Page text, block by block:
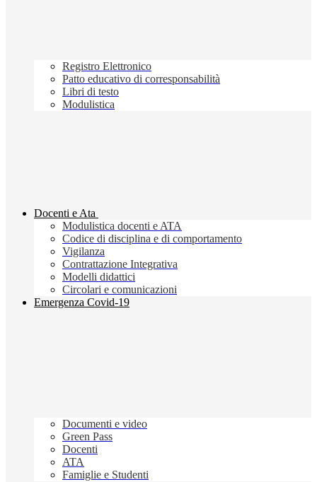
Registro Elettronico
Patto educativo di corresponsabilità
Libri di testo
Modulistica
Docenti e Ata
Modulistica docenti e ATA
Codice di disciplina e di comportamento
Vigilanza
Contrattazione Integrativa
Modelli didattici
Circolari e comunicazioni
Emergenza Covid-19
Documenti e video
Green Pass
Docenti
ATA
Famiglie e Studenti